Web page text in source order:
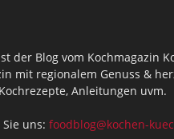
der Blog vom Kochmagazin
mit regionalem Genuss &
Anleitungen uvm.
uns: foodblog@kochen-